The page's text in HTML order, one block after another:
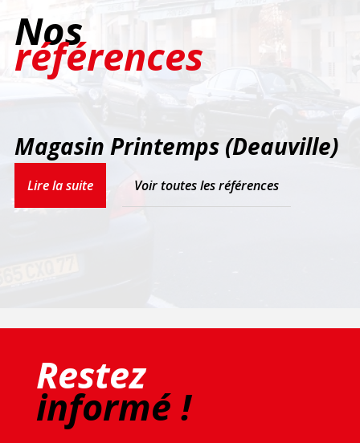
Nos
références
Magasin Printemps (Deauville)
Lire la suite Voir toutes les références
Restez
informé !